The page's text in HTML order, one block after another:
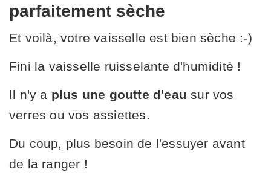
parfaitement sèche
Et voilà, votre vaisselle est bien sèche :-)
Fini la vaisselle ruisselante d'humidité !
Il n'y a plus une goutte d'eausur vos
verres ou vos assiettes.
Du coup, plus besoin de l'essuyer avant
de la ranger !